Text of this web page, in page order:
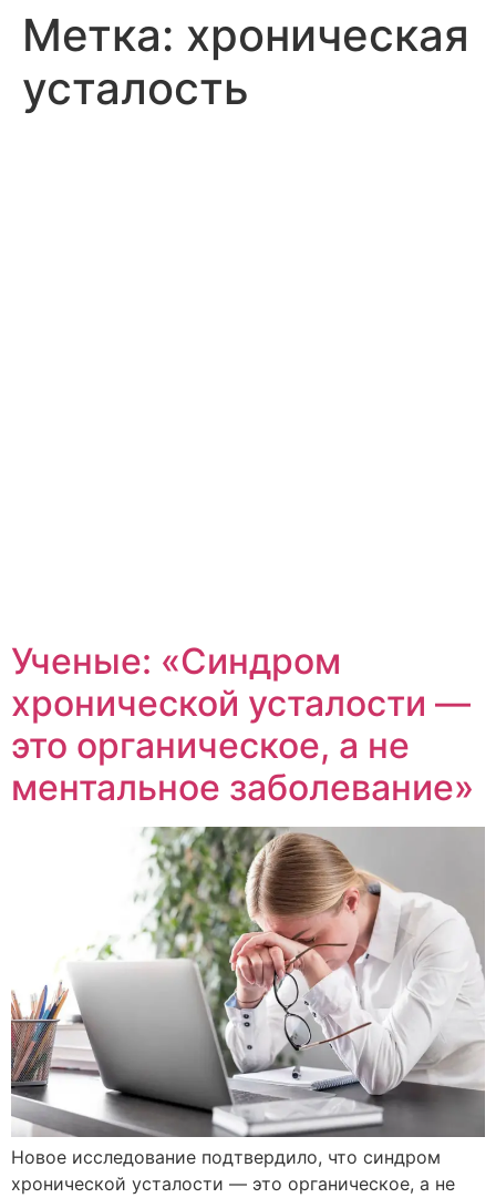
Метка: хроническая
усталость
Ученые: «Синдром
хронической усталости —
это органическое, а не
ментальное заболевание»
Новое исследование подтвердило, что синдром
хронической усталости — это органическое, а не